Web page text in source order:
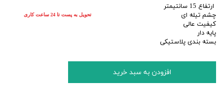
ارتفاع 15 سانتیمتر
چشم تیله ای
کیفیت عالی
پایه دار
بسته بندی پلاستیکی
افزودن به سبد خرید
تحویل به پست تا 24 ساعت کاری